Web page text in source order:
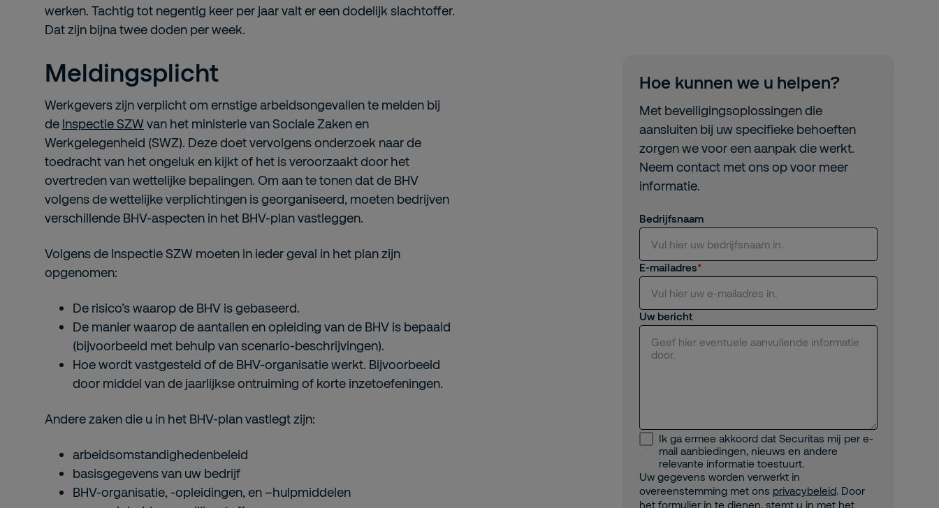
werken. Tachtig tot negentig keer per jaar valt er een dodelijk slachtoffer.
Dat zijn bijna twee doden per week.
Meldingsplicht
Werkgevers zijn verplicht om ernstige arbeidsongevallen te melden bij
de Inspectie SZW van het ministerie van Sociale Zaken en
Werkgelegenheid (SWZ). Deze doet vervolgens onderzoek naar de
toedracht van het ongeluk en kijkt of het is veroorzaakt door het
overtreden van wettelijke bepalingen. Om aan te tonen dat de BHV
volgens de wettelijke verplichtingen is georganiseerd, moeten bedrijven
verschillende BHV-aspecten in het BHV-plan vastleggen.
Volgens de Inspectie SZW moeten in ieder geval in het plan zijn
opgenomen:
De risico’s waarop de BHV is gebaseerd.
De manier waarop de aantallen en opleiding van de BHV is bepaald
(bijvoorbeeld met behulp van scenario-beschrijvingen).
Hoe wordt vastgesteld of de BHV-organisatie werkt. Bijvoorbeeld
door middel van de jaarlijkse ontruiming of korte inzetoefeningen.
Andere zaken die u in het BHV-plan vastlegt zijn:
arbeidsomstandighedenbeleid
basisgegevens van uw bedrijf
BHV-organisatie, -opleidingen, en –hulpmiddelen
Hoe kunnen we u helpen?
Met beveiligingsoplossingen die
aansluiten bij uw specifieke behoeften
zorgen we voor een aanpak die werkt.
Neem contact met ons op voor meer
informatie.
Bedrijfsnaam
E-mailadres
Uw bericht
Ik ga ermee akkoord dat Securitas mij per e-
mail aanbiedingen, nieuws en andere
relevante informatie toestuurt.
Uw gegevens worden verwerkt in
overeenstemming met ons privacybeleid. Door
het formulier in te dienen, stemt u in met het